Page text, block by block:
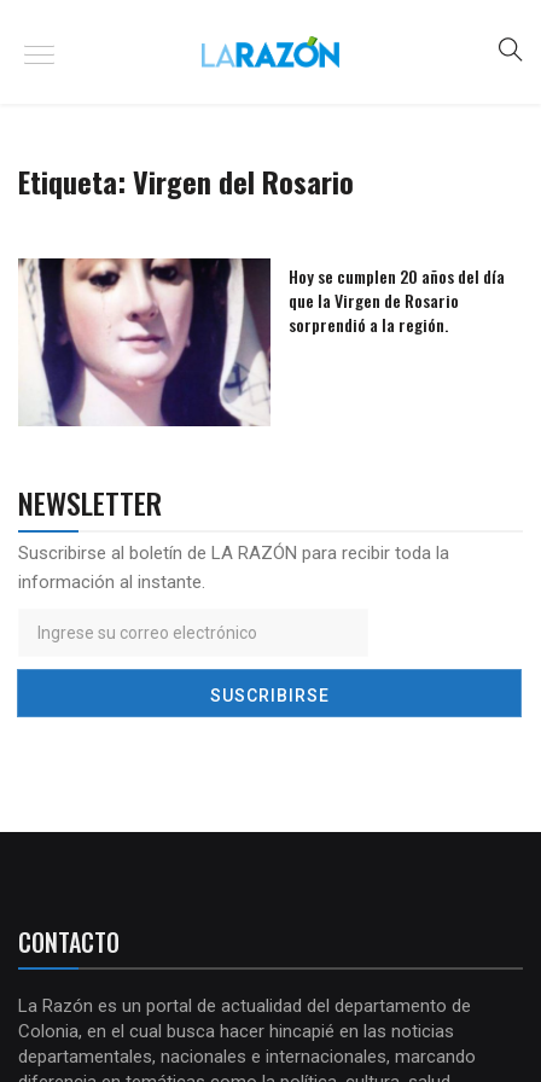
Etiqueta:Virgen del Rosario
Hoy se cumplen 20 años del día
que la Virgen de Rosario
sorprendió a la región.
NEWSLETTER
Suscribirse al boletín de LA RAZÓN para recibir toda la
información al instante.
CONTACTO
La Razón es un portal de actualidad del departamento de
Colonia, en el cual busca hacer hincapié en las noticias
departamentales, nacionales e internacionales, marcando